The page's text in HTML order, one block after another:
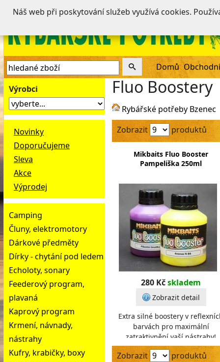
Domů
Výrobci
Novinky
Doporučujeme
Sleva
Akce
Výprodej
Camping
Čluny, elektromotory
Dárkové předměty
Dírky - chytání pod ledem
Echoloty, sonary
Feederový program,
plavaná
Kaprový program
Krmení, návnady,
nástrahy
Kufry, krabičky, boxy
Fluo Boostery
Rybářské potřeby Bzenec
Zobrazit
produktů
Mikbaits Fluo Booster
Pampeliška 250ml
280 Kčskladem
Zobrazit detail
Extra silné boostery v
barvách pro maximální
zatraktivnění vaší nástrahy!
Vysoká dávka esence spolu s
barvou donutí každého
Zobrazit produktů
Náš web při poskytování služeb využívá cookies.